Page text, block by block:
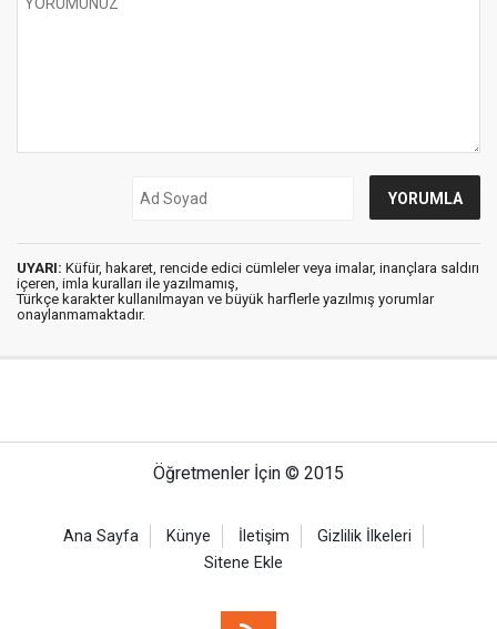
UYARI: Küfür, hakaret, rencide edici cümleler veya imalar, inançlara saldırı
içeren, imla kuralları ile yazılmamış,
Türkçe karakter kullanılmayan ve büyük harflerle yazılmış yorumlar
onaylanmamaktadır.
Öğretmenler İçin © 2015
Ana Sayfa Künye İletişim
Gizlilik İlkeleri
Sitene Ekle